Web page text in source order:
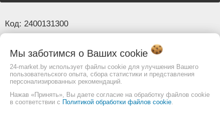
Код: 2400131300
Основные
Изображение товара и комплектация могут
отличаться. СмотретьПолное описание:
Мы заботимся о Ваших cookie
24-market.by использует файлы cookie для улучшения Вашего
пользовательского опыта, сбора статистики и представления
персонализированных рекомендаций.
Нажав «Принять», Вы даете согласие на обработку файлов cookie
в соответствии с Политикой обработки файлов cookie